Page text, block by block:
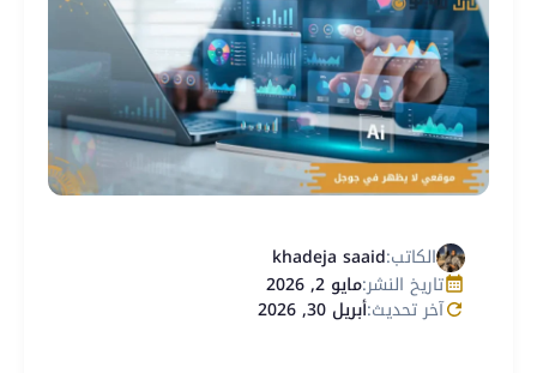
الكاتب:khadeja saaid
تاريخ النشر:مايو 2, 2026
آخر تحديث:أبريل 30, 2026